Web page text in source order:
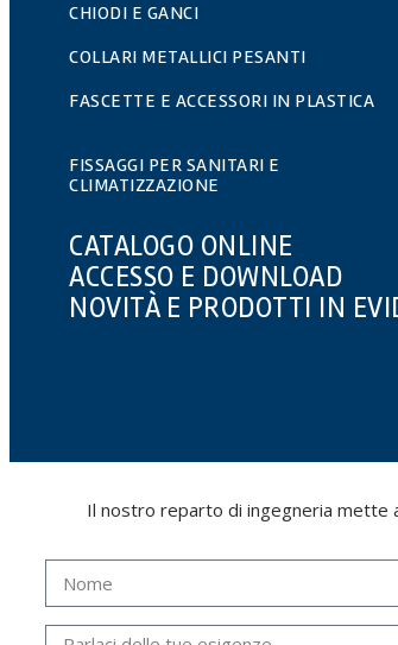
CHIODI E GANCI
COLLARI METALLICI PESANTI
FASCETTE E ACCESSORI IN PLASTICA
FISSAGGI PER SANITARI E
CLIMATIZZAZIONE
CATALOGO ONLINE
ACCESSO E DOWNLOAD
NOVITÀ E PRODOTTI IN
Il nostro reparto di ingegneria mette